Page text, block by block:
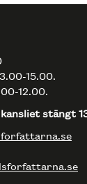
15.00.
12.00.
stängt